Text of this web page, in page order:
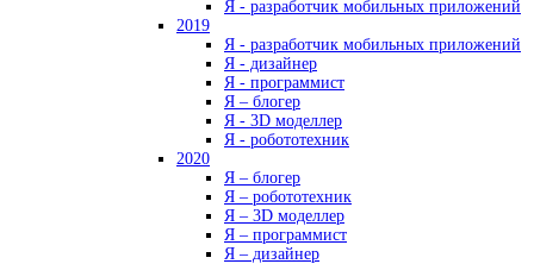
Я - разработчик мобильных приложений
2019
Я - разработчик мобильных приложений
Я - дизайнер
Я - программист
Я – блогер
Я - 3D моделлер
Я - робототехник
2020
Я – блогер
Я – робототехник
Я – 3D моделлер
Я – программист
Я – дизайнер